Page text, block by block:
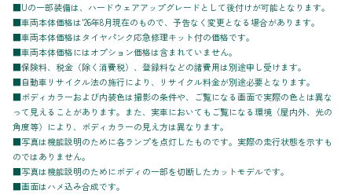
■Uの一部装備は、ハードウェアアップグレードとして後付けが可能となります。
■車両本体価格は'26年8月現在のもので、予告なく変更となる場合があります。
■車両本体価格はタイヤパンク応急修理キット付の価格です。
■車両本体価格にはオプション価格は含まれていません。
■保険料、税金（除く消費税）、登録料などの諸費用は別途申し受けます。
■自動車リサイクル法の施行により、リサイクル料金が別途必要となります。
■ボディカラーおよび内装色は撮影の条件や、ご覧になる画面で実際の色とは異な
って見えることがあります。また、実車においてもご覧になる環境（屋内外、光の
角度等）により、ボディカラーの見え方は異なります。
■写真は機能説明のために各ランプを点灯したものです。実際の走行状態を示すも
のではありません。
■写真は機能説明のためにボディの一部を切断したカットモデルです。
■画面はハメ込み合成です。